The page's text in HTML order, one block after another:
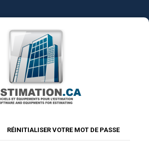
(ONGLET
RÉINITIALISER VOTRE MOT DE PASSE